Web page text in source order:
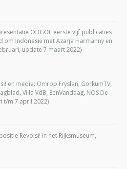
ODGOI, eerste vijf publicaties
om Indonesië met Azarja Harmanny en
update 7 maart 2022)
en media: Omrop Fryslan, GorkumTV,
Villa VdB, EenVandaag, NOS De
t/m 7 april 2022)
Revolsi! in het Rijksmuseum,